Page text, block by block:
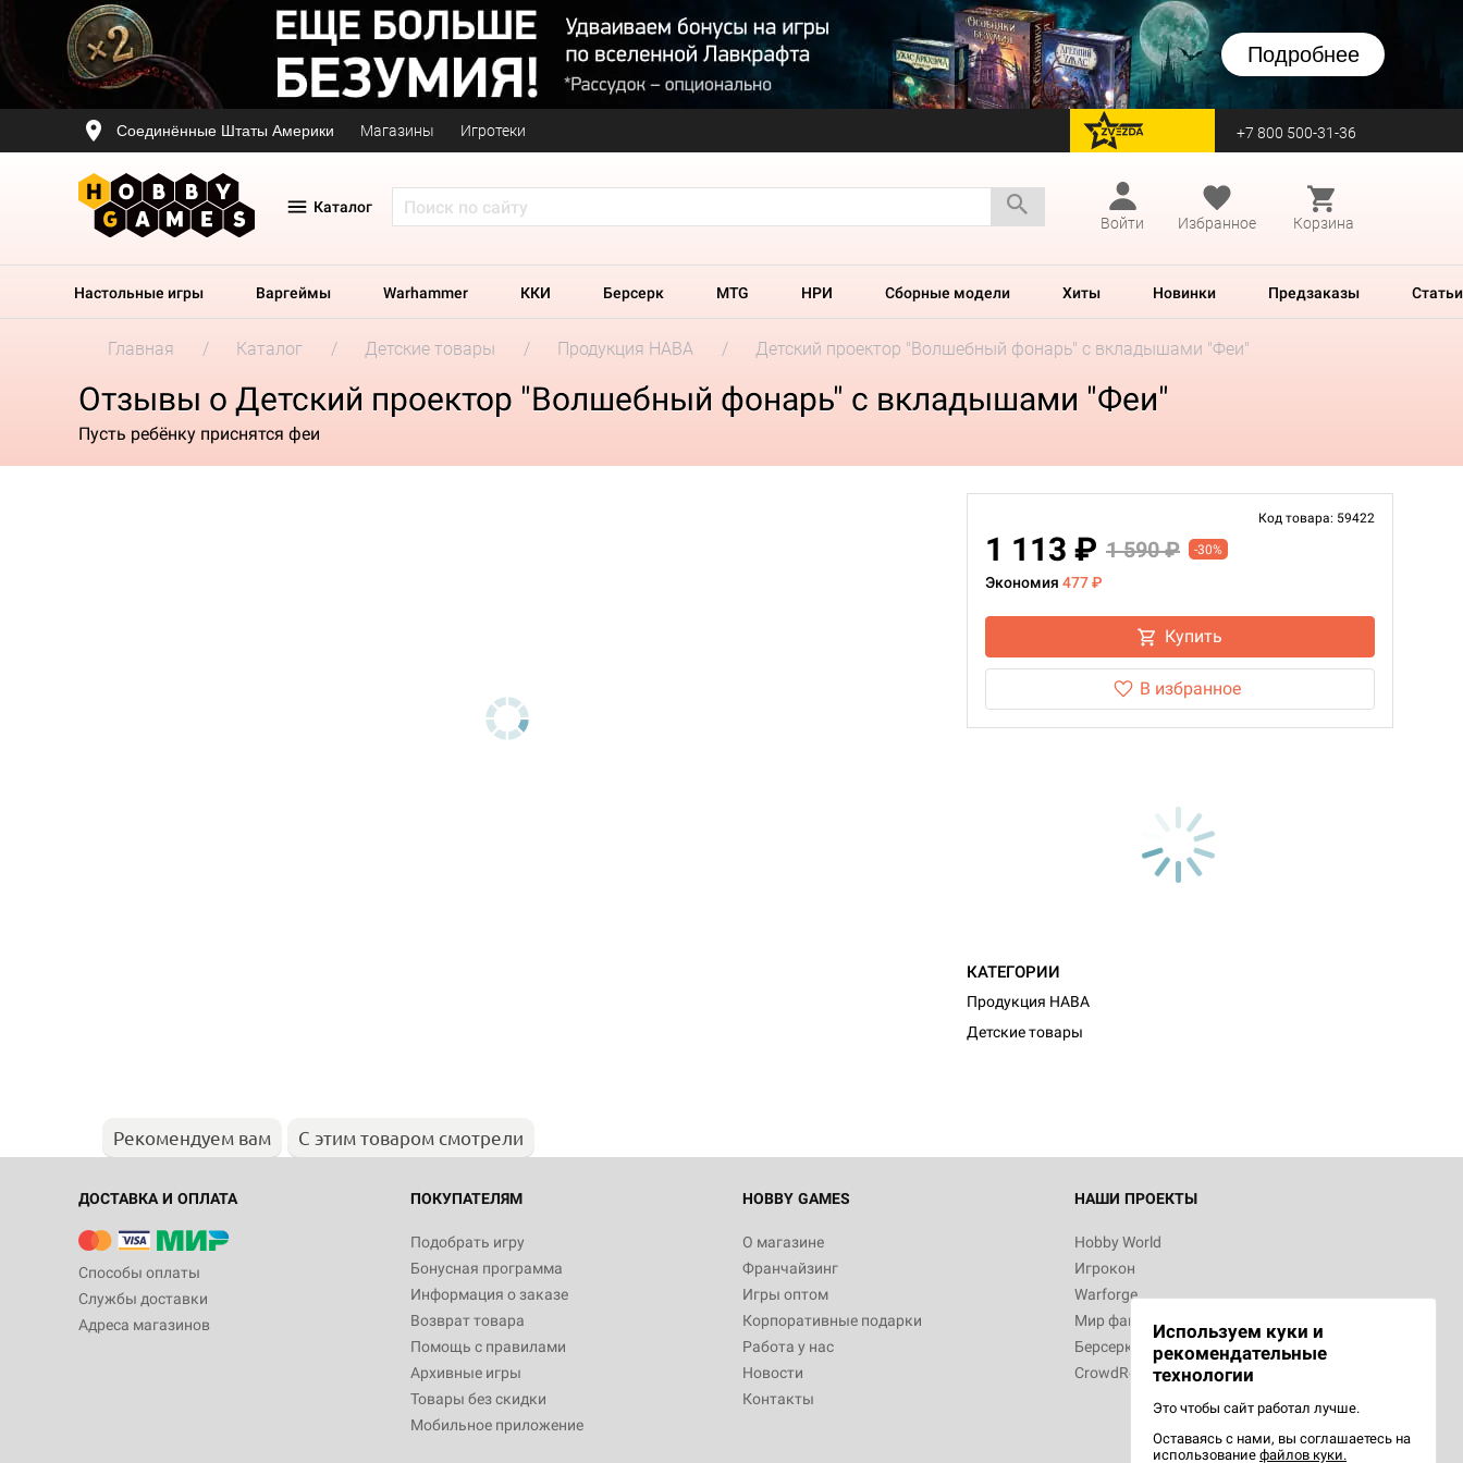
Подробнее
Соединённые Штаты Америки Магазины Игротеки перейти на Zvezda +7 800 500-31-36
Каталог
Войти
Избранное Корзина
Настольные игры Варгеймы Warhammer ККИ Берсерк MTG НРИ Сборные модели Хиты Новинки Предзаказы Статьи
Главная Каталог Детские товары Продукция HABA Детский проектор "Волшебный фонарь" с вкладышами "Феи"
Отзывы о Детский проектор "Волшебный фонарь" с вкладышами "Феи"
Пусть ребёнку приснятся феи
Код товара: 59422
1 113 ₽ 1 590 ₽ -30%
Экономия 477 ₽
Купить
В избранное
КАТЕГОРИИ
Продукция HABA
Детские товары
Рекомендуем вам С этим товаром смотрели
ДОСТАВКА И ОПЛАТА
Способы оплаты
Службы доставки
Адреса магазинов
ПОКУПАТЕЛЯМ
Подобрать игру
Бонусная программа
Информация о заказе
Возврат товара
Помощь с правилами
Архивные игры
Товары без скидки
Мобильное приложение
HOBBY GAMES
О магазине
Франчайзинг
Игры оптом
Корпоративные подарки
Работа у нас
Новости
Контакты
НАШИ ПРОЕКТЫ
Hobby World
Игрокон
Warforge
Мир фантастики
Берсерк
CrowdRepublic
Используем куки и
рекомендательные
технологии
Это чтобы сайт работал лучше.
Оставаясь с нами, вы соглашаетесь на
использование файлов куки.